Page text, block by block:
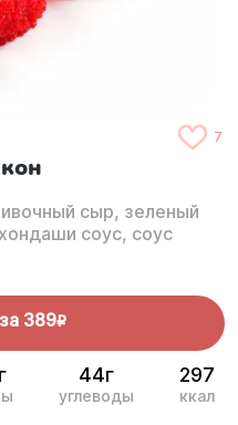
7
сыр, зеленый
соус, соус
389R
44г
углеводы
297
ккал